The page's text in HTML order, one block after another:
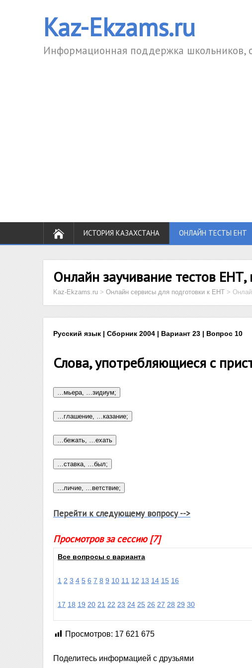
Kaz-Ekzams.ru
Информационная поддержка школьников,
ИСТОРИЯ КАЗАХСТАНА ОНЛАЙН ТЕСТЫ ЕНТ
Онлайн заучивание тестов ЕНТ,
Kaz-Ekzams.ru > Онлайн сервисы для подготовки к ЕНТ >
Русский язык | Сборник 2004 | Вариант 23 | Вопрос 10
Слова, употребляющиеся с
Перейти к следующему вопросу -->
Просмотров за сессию [7]
Все вопросы с варианта
1 2 3 4 5 6 7 8 9 10 11 12 13 14 15 16
17 18 19 20 21 22 23 24 25 26 27 28 29 30
Просмотров: 17 621 675
Поделитесь информацией с друзьями